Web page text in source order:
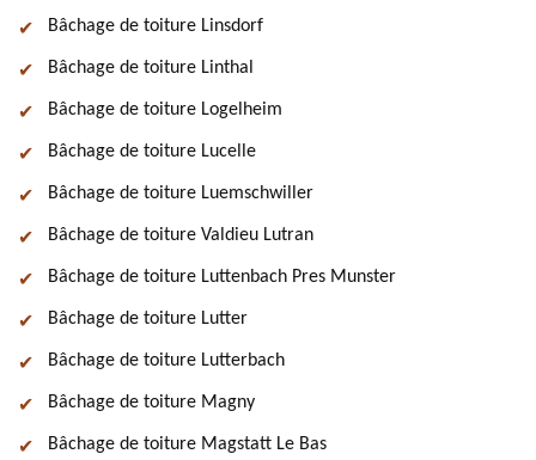
Bâchage de toiture Linsdorf
Bâchage de toiture Linthal
Bâchage de toiture Logelheim
Bâchage de toiture Lucelle
Bâchage de toiture Luemschwiller
Bâchage de toiture Valdieu Lutran
Bâchage de toiture Luttenbach Pres Munster
Bâchage de toiture Lutter
Bâchage de toiture Lutterbach
Bâchage de toiture Magny
Bâchage de toiture Magstatt Le Bas